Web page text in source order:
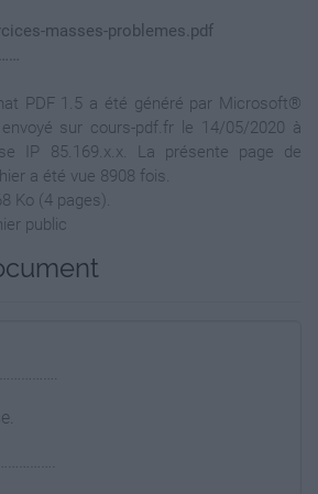
masses-problemes.pdf
PDF 1.5 a été généré par Microsoft®
sur cours-pdf.fr le 14/05/2020 à
IP 85.169.x.x. La présente page de
a été vue 8908 fois.
Ko (4 pages).
public